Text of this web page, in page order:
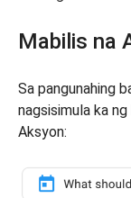
Mabilis na
Sa pangunahing
nagsisimula ka
Aksyon: